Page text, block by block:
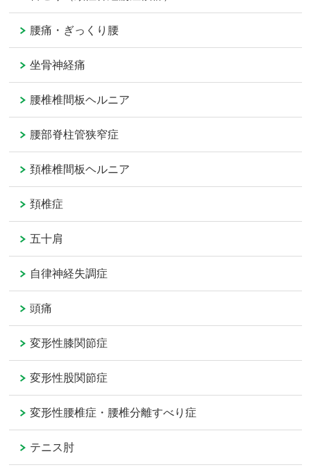
腰痛・ぎっくり腰
坐骨神経痛
腰椎椎間板ヘルニア
腰部脊柱管狭窄症
頚椎椎間板ヘルニア
頚椎症
五十肩
自律神経失調症
頭痛
変形性膝関節症
変形性股関節症
変形性腰椎症・腰椎分離すべり症
テニス肘